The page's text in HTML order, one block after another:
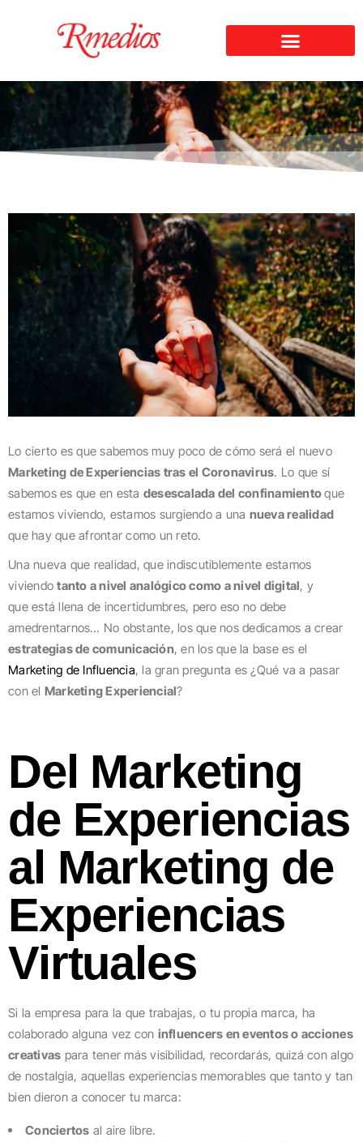
Lo cierto es que sabemos muy poco de cómo será el nuevo
Marketing de Experiencias tras el Coronavirus. Lo que sí
sabemos es que en esta desescalada del confinamientoque
estamos viviendo, estamos surgiendo a una nueva realidad
que hay que afrontar como un reto.
Una nueva que realidad, que indiscutiblemente estamos
viviendotanto a nivel analógico como a nivel digital, y
que está llena de incertidumbres, pero eso no debe
amedrentarnos… No obstante, los que nos dedicamos a crear
estrategias de comunicación, en los que la base es el
Marketing de Influencia, la gran pregunta es ¿Qué va a pasar
con el Marketing Experiencial?
Del Marketing
de Experiencias
al Marketing de
Experiencias
Virtuales
Si la empresa para la que trabajas, o tu propia marca, ha
colaborado alguna vez con influencers en eventos o acciones
creativas para tener más visibilidad, recordarás, quizá con algo
de nostalgia, aquellas experiencias memorables que tanto y tan
bien dieron a conocer tu marca:
Conciertos al aire libre.